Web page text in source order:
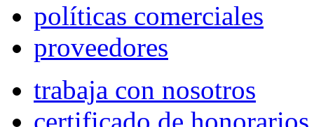
políticas comerciales
proveedores
trabaja con nosotros